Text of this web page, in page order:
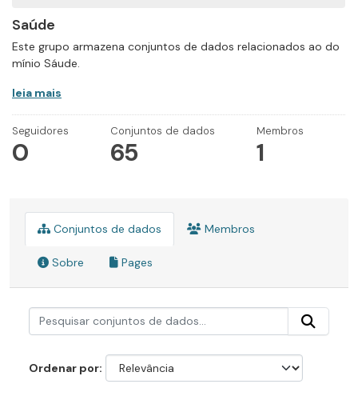
Saúde
Este grupo armazena conjuntos de dados relacionados ao do
mínio Sáude.
leia mais
Seguidores
0
Conjuntos de dados
65
Membros
1
Conjuntos de dados Membros
Sobre Pages
Ordenar por